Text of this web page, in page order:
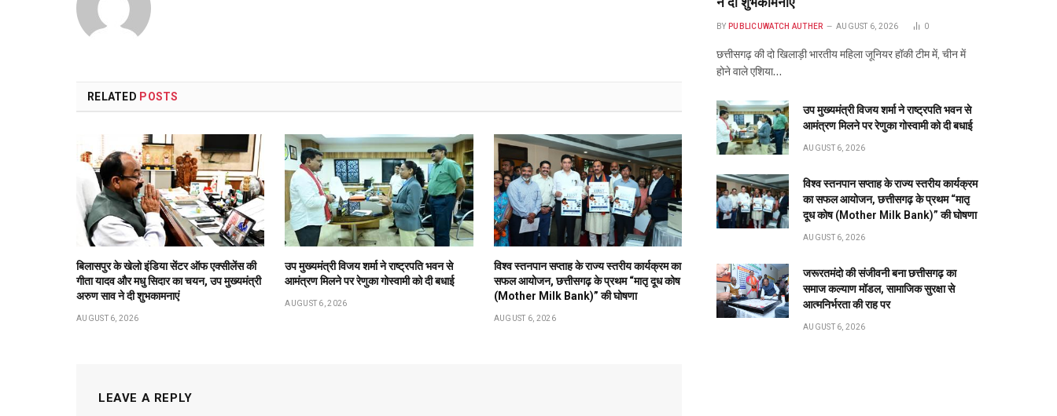
RELATED POSTS
बिलासपुर के खेलो इंडिया सेंटर ऑफ एक्सीलेंस की
गीता यादव और मधु सिदार का चयन, उप मुख्यमंत्री
अरुण साव ने दी शुभकामनाएं
AUGUST 6, 2026
उप मुख्यमंत्री विजय शर्मा ने राष्ट्रपति भवन से
आमंत्रण मिलने पर रेणुका गोस्वामी को दी बधाई
AUGUST 6, 2026
विश्व स्तनपान सप्ताह के राज्य स्तरीय कार्यक्रम का
सफल आयोजन, छत्तीसगढ़ के प्रथम “मातृ दूध कोष
(Mother Milk Bank)” की घोषणा
AUGUST 6, 2026
LEAVE A REPLY
BY PUBLICUWATCH AUTHER AUGUST 6, 2026 0
छत्तीसगढ़ की दो खिलाड़ी भारतीय महिला जूनियर हॉकी टीम में, चीन में
होने वाले एशिया…
उप मुख्यमंत्री विजय शर्मा ने राष्ट्रपति भवन से
आमंत्रण मिलने पर रेणुका गोस्वामी को दी बधाई
AUGUST 6, 2026
विश्व स्तनपान सप्ताह के राज्य स्तरीय कार्यक्रम
का सफल आयोजन, छत्तीसगढ़ के प्रथम “मातृ
दूध कोष (Mother Milk Bank)” की घोषणा
AUGUST 6, 2026
जरूरतमंदो की संजीवनी बना छत्तीसगढ़ का
समाज कल्याण मॉडल, सामाजिक सुरक्षा से
आत्मनिर्भरता की राह पर
AUGUST 6, 2026